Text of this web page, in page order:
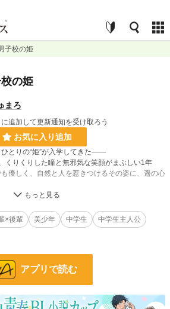
子校の姫
の姫
まろ
追加して更新通知を受け取ろう
お気に入り追加
とりの“姫”が入学してきた――
くりくりした瞳と無邪気な笑顔がまぶしい1年
優しく、自然と人を惹きつけるその姿に、遥の心
件
件
×後輩 美少年 中学生
中学生主人公
アプリで読む